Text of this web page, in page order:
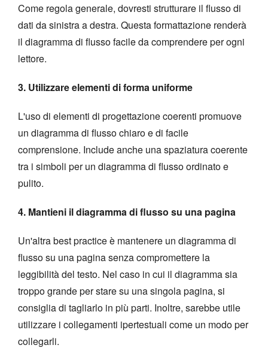
Come regola generale, dovresti strutturare il flusso di
dati da sinistra a destra. Questa formattazione renderà
il diagramma di flusso facile da comprendere per ogni
lettore.
3. Utilizzare elementi di forma uniforme
L'uso di elementi di progettazione coerenti promuove
un diagramma di flusso chiaro e di facile
comprensione. Include anche una spaziatura coerente
tra i simboli per un diagramma di flusso ordinato e
pulito.
4. Mantieni il diagramma di flusso su una pagina
Un'altra best practice è mantenere un diagramma di
flusso su una pagina senza compromettere la
leggibilità del testo. Nel caso in cui il diagramma sia
troppo grande per stare su una singola pagina, si
consiglia di tagliarlo in più parti. Inoltre, sarebbe utile
utilizzare i collegamenti ipertestuali come un modo per
collegarli.